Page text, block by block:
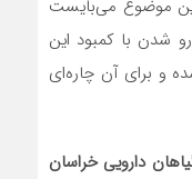
موضوع می‌بایست
شدن با کمبود این
و برای آن چاره‌ای
دارویی خراسان